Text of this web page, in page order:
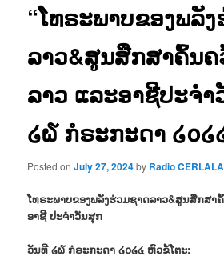
“ໂທຣະພາບຂອງພລັ
ລາວ&ສູນສືກສາຄົ້ນ
ລາວ ແລະອາຊີປະຈ
໒໖ ກໍຣະກະດາ ໒໐໒
Posted onJuly 27, 2024by Radio
ໂທຣະພາບຂອງພລັງຮ່ວມຊາດລາວ&ສູນສືກສາ
ອາຊີ ປະຈຳວັນສຸກ
ວັນທີ ໒໖ ກໍຣະກະດາ ໒໐໒໔ ຫົວຂໍ້ໂຕະ: